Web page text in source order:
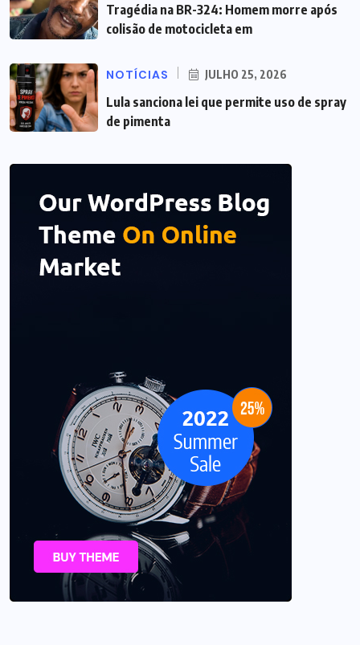
Tragédia na BR-324: Homem morre após
colisão de motocicleta em
NOTÍCIAS JULHO 25, 2026
Lula sanciona lei que permite uso de spray
de pimenta